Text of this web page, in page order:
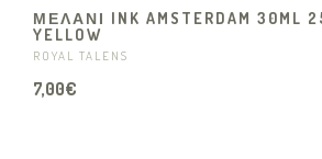
ΜΕΛΑΝΙ INK AMSTERDAM 30ML
YELLOW
ROYAL TALENS
7,00€